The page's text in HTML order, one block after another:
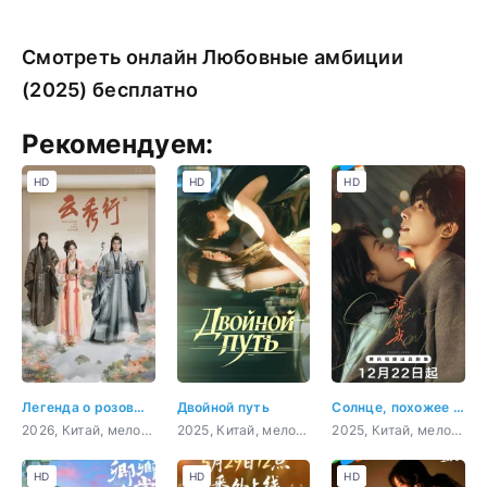
Смотреть онлайн Любовные амбиции
(2025) бесплатно
Рекомендуем:
Легенда о розовых облаках
2026, Китай, мелодрама, фэнтези
HD
Двойной путь
2025, Китай, мелодрама, боевик
HD
Солнце, похожее на меня
2025, Китай, мелодрама
HD
HD HD HD